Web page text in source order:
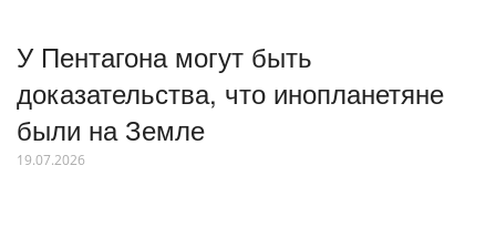
У Пентагона могут быть
доказательства, что инопланетяне
были на Земле
19.07.2026